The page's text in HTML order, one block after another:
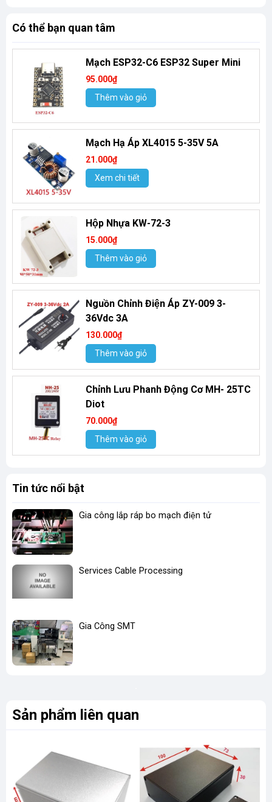
Có thể bạn quan tâm
Mạch ESP32-C6 ESP32 Super Mini
95.000₫
Thêm vào giỏ
Mạch Hạ Áp XL4015 5-35V 5A
21.000₫
Xem chi tiết
Hộp Nhựa KW-72-3
15.000₫
Thêm vào giỏ
Nguồn Chỉnh Điện Áp ZY-009 3-
36Vdc 3A
130.000₫
Thêm vào giỏ
Chỉnh Lưu Phanh Động Cơ MH- 25TC
Diot
70.000₫
Thêm vào giỏ
Tin tức nổi bật
Gia công lắp ráp bo mạch điện tử
Services Cable Processing
Gia Công SMT
Sản phẩm liên quan